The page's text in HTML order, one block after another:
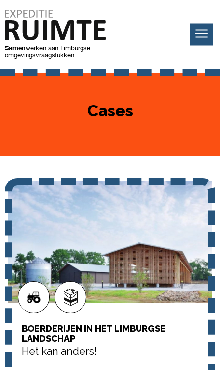
Samenwerken aan Limburgse
omgevingsvraagstukken
Cases
BOERDERIJEN IN HET LIMBURGSE
LANDSCHAP
Het kan anders!